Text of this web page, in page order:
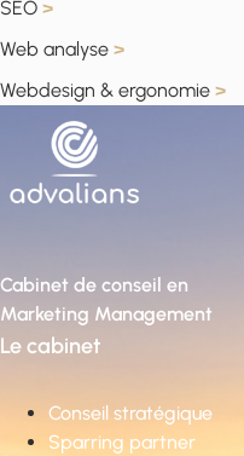
SEO >
Web analyse >
Webdesign & ergonomie >
Cabinet de conseil en
Marketing Management
Le cabinet
Conseil stratégique
Sparring partner